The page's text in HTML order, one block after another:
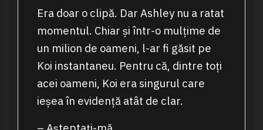
Era doar o clipă. Dar Ashley nu a ratat
momentul. Chiar și într-o mulțime de
un milion de oameni, l-ar fi găsit pe
Koi instantaneu. Pentru că, dintre toți
acei oameni, Koi era singurul care
ieșea în evidență atât de clar.